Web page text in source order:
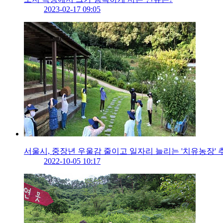
2023-02-17 09:05
서울시, 중장년 우울감 줄이고 일자리 늘리는 '치유농장'
2022-10-05 10:17